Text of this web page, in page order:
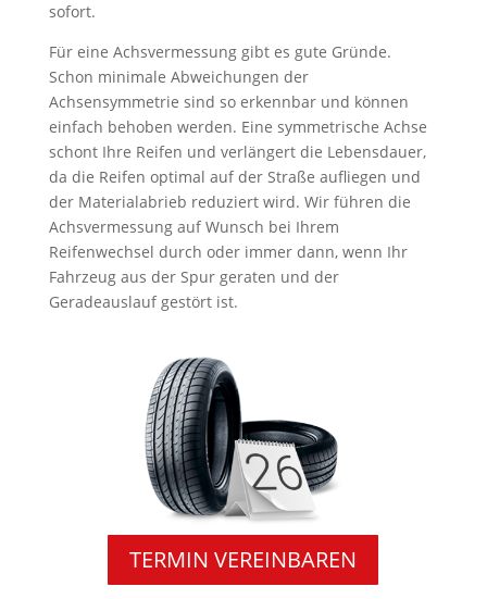
sofort.
Für eine Achsvermessung gibt es gute Gründe.
Schon minimale Abweichungen der
Achsensymmetrie sind so erkennbar und können
einfach behoben werden. Eine symmetrische Achse
schont Ihre Reifen und verlängert die Lebensdauer,
da die Reifen optimal auf der Straße aufliegen und
der Materialabrieb reduziert wird. Wir führen die
Achsvermessung auf Wunsch bei Ihrem
Reifenwechsel durch oder immer dann, wenn Ihr
Fahrzeug aus der Spur geraten und der
Geradeauslauf gestört ist.
TERMIN VEREINBAREN